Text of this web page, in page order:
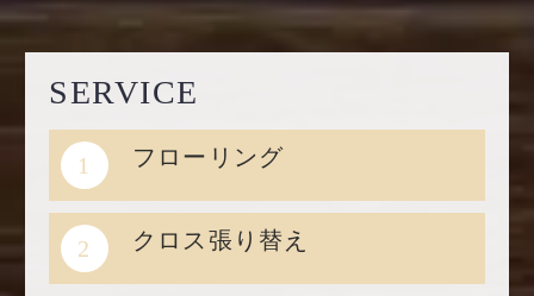
SERVICE
1 フローリング
2 クロス張り替え